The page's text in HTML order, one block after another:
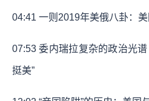
04:41 一则2019年美俄八卦：
07:53 委内瑞拉复杂的政治光
挺美”